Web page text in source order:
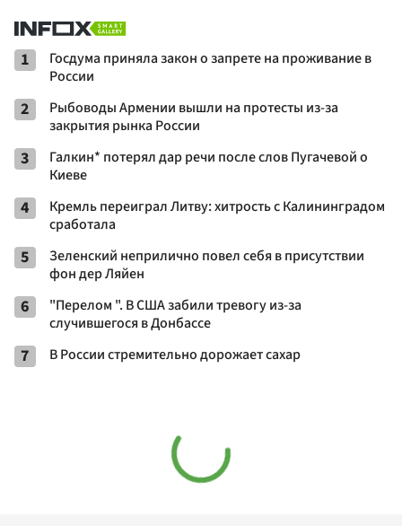
1
Госдума приняла закон о запрете на проживание в
России
2
Рыбоводы Армении вышли на протесты из-за
закрытия рынка России
3
Галкин* потерял дар речи после слов Пугачевой о
Киеве
4
Кремль переиграл Литву: хитрость с Калининградом
сработала
5
Зеленский неприлично повел cебя в присутствии
фон дер Ляйен
6
"Перелом ". В США забили тревогу из-за
случившегося в Донбассе
7 В России стремительно дорожает сахар